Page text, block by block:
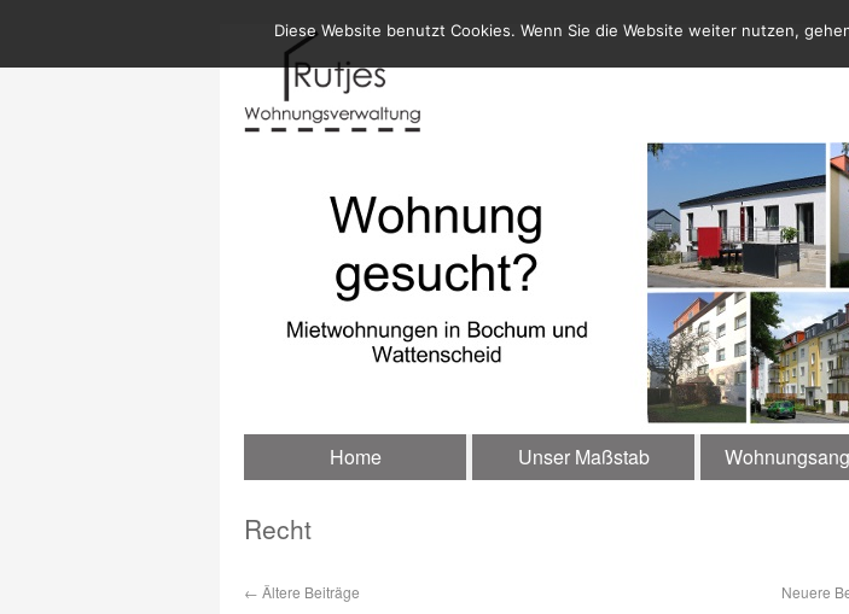
Home Unser Maßstab
Recht
← Ältere Beiträge Neuere
Diese Website benutzt Cookies. Wenn Sie die Website weiter nutzen,